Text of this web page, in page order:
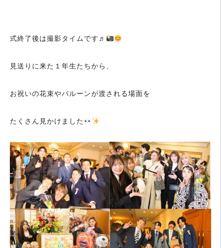
式終了後は撮影タイムです♬
見送りに来た１年生たちから、
お祝いの花束やバルーンが渡される場面を
たくさん見かけました